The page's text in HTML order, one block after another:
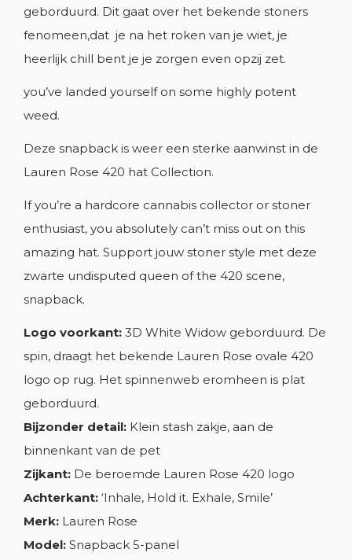
geborduurd. Dit gaat over het bekende stoners
fenomeen,dat je na het roken van je wiet, je
heerlijk chill bent je je zorgen even opzij zet.
you’ve landed yourself on some highly potent
weed.
Deze snapback is weer een sterke aanwinst in de
Lauren Rose 420 hat Collection.
If you’re a hardcore cannabis collector or stoner
enthusiast, you absolutely can’t miss out on this
amazing hat. Support jouw stoner style met deze
zwarte undisputed queen of the 420 scene,
snapback.
Logo voorkant: 3D White Widow geborduurd. De
spin, draagt het bekende Lauren Rose ovale 420
logo op rug. Het spinnenweb eromheen is plat
geborduurd.
Bijzonder detail: Klein stash zakje, aan de
binnenkant van de pet
Zijkant: De beroemde Lauren Rose 420 logo
Achterkant: ‘Inhale, Hold it. Exhale, Smile’
Merk: Lauren Rose
Model: Snapback 5-panel
Annuleren Maak een verlanglijst